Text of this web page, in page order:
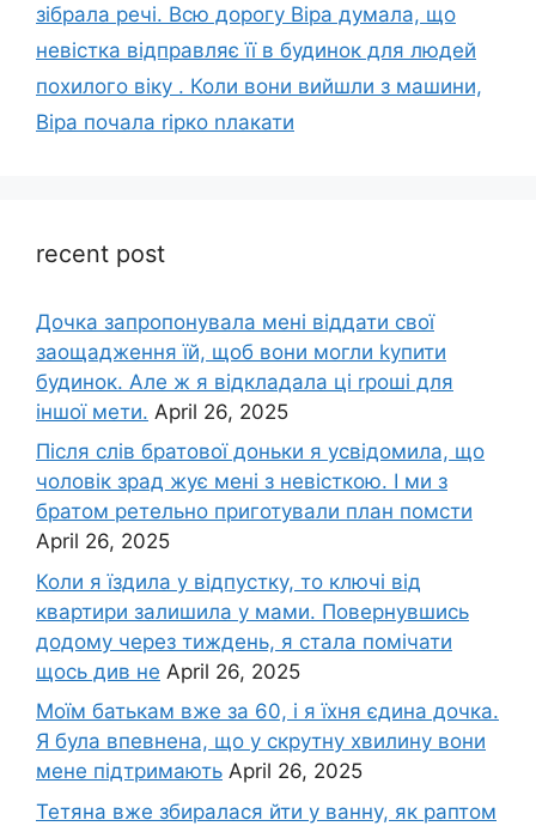
зібрала речі. Всю дорогу Віра думала, що
невістка відправляє її в будинок для людей
похилого віку . Коли вони вийшли з машини,
Віра почала rірко nлакати
recent post
Дочка запpопонувала мені віддати свої
заощадження їй, щоб вони могли kупити
будинок. Але ж я відкладала ці rроші для
іншої мети. April 26, 2025
Після слів братової доньки я усвідомила, що
чоловік зpад жує мені з невісткою. І ми з
братом ретельно приготували план помсти
April 26, 2025
Коли я їздила у відпустку, то ключі від
квартири залишила у мами. Повернувшись
додому через тиждень, я стала помічати
щось див не April 26, 2025
Моїм батькам вже за 60, і я їхня єдина дочка.
Я була впевнена, що у скрутну хвилину вони
мене підтримають April 26, 2025
Тетяна вже збиралася йти у ванну, як раптом